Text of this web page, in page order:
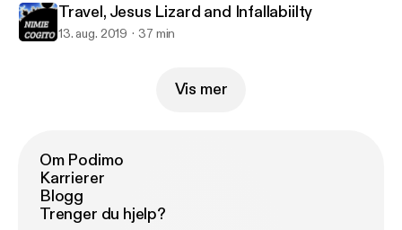
Travel, Jesus Lizard and Infallabiilty
13. aug. 2019 37 min
Vis mer
Om Podimo
Karrierer
Blogg
Trenger du hjelp?